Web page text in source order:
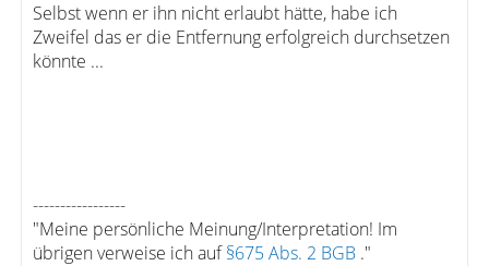
Selbst wenn er ihn nicht erlaubt hätte, habe ich
Zweifel das er die Entfernung erfolgreich durchsetzen
könnte ...
-----------------
"Meine persönliche Meinung/Interpretation! Im
übrigen verweise ich auf§675 Abs. 2 BGB."